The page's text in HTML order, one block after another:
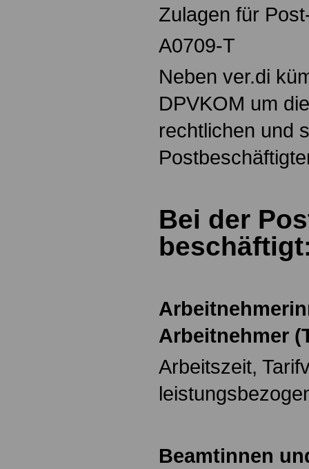
Zulagen für
A0709-T
Neben ver.di
DPVKOM um
rechtlichen und
Bei der
Arbeitnehmer
Arbeitszeit,
Beamtinnen